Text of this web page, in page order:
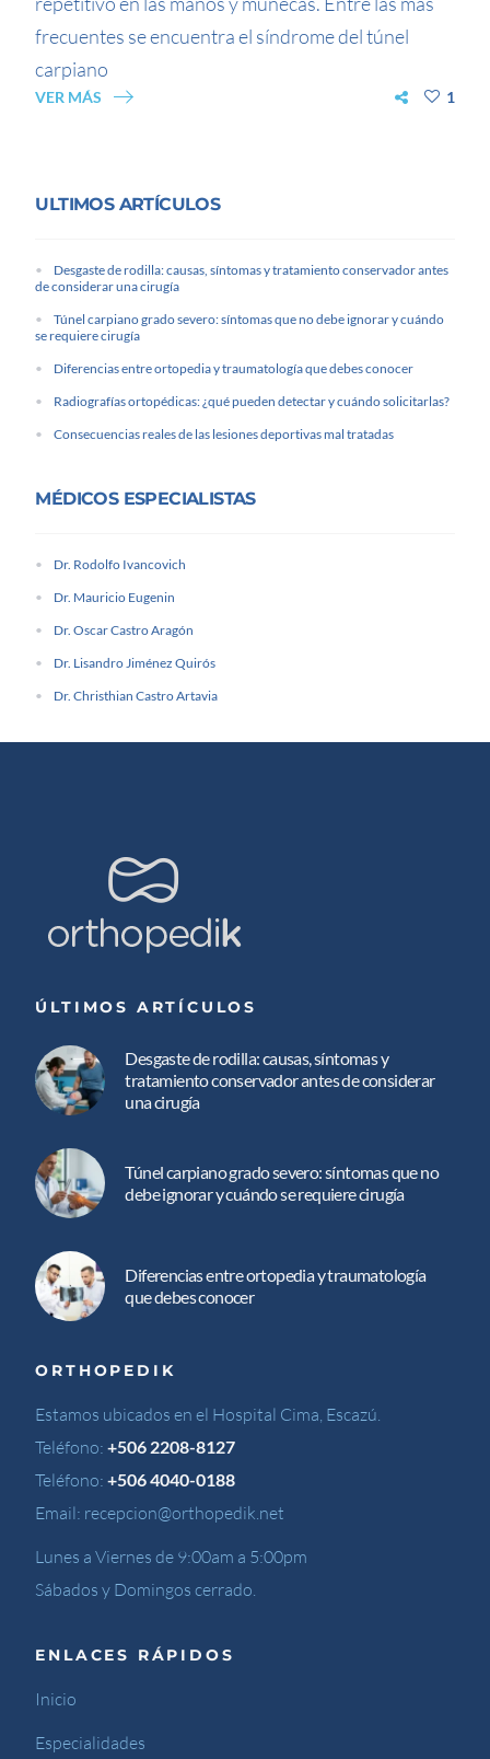
frecuentes se encuentra el síndrome del túnel
carpiano
VER MÁS 1
ULTIMOS ARTÍCULOS
Desgaste de rodilla: causas, síntomas y tratamiento conservador antes
de considerar una cirugía
Túnel carpiano grado severo: síntomas que no debe ignorar y cuándo
se requiere cirugía
Diferencias entre ortopedia y traumatología que debes conocer
Radiografías ortopédicas: ¿qué pueden detectar y cuándo solicitarlas?
Consecuencias reales de las lesiones deportivas mal tratadas
MÉDICOS ESPECIALISTAS
Dr. Rodolfo Ivancovich
Dr. Mauricio Eugenin
Dr. Oscar Castro Aragón
Dr. Lisandro Jiménez Quirós
Dr. Christhian Castro Artavia
ÚLTIMOS ARTÍCULOS
Desgaste de rodilla: causas, síntomas y
tratamiento conservador antes de considerar
una cirugía
Túnel carpiano grado severo: síntomas que no
debe ignorar y cuándo se requiere cirugía
Diferencias entre ortopedia y traumatología
que debes conocer
ORTHOPEDIK
Estamos ubicados en el Hospital Cima, Escazú.
Teléfono:+506 2208-8127
Teléfono:+506 4040-0188
Email: recepcion@orthopedik.net
Lunes a Viernes de 9:00am a 5:00pm
Sábados y Domingos cerrado.
ENLACES RÁPIDOS
Inicio
Especialidades